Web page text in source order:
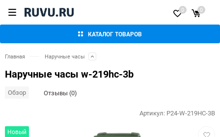
КАТАЛОГ ТОВАРОВ
0 0
Главная Наручные часы
Наручные часы w-219hc-3b
Обзор Отзывы (0)
Новый
Артикул: P24-W-219HC-3B